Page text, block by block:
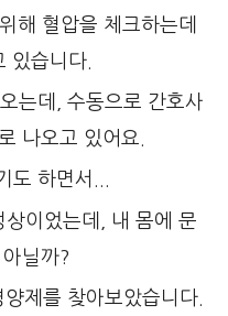
해 혈압을 체크하는데
있습니다.
는데, 수동으로 간호사
나오고 있어요.
도 하면서...
이었는데, 내 몸에 문
닐까?
제를 찾아보았습니다.